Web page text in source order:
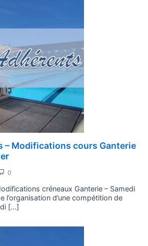
– Modifications cours Ganterie
0
créneaux Ganterie – Samedi
l’organisation d’une compétition de
[…]